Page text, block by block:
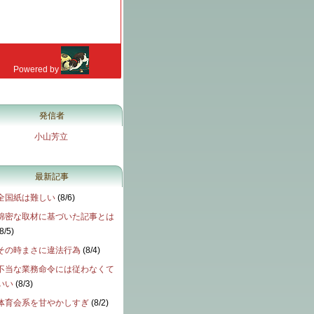
発信者
小山芳立
最新記事
国紙は難しい (8/6)
密な取材に基づいた記事とは
8/5)
の時まさに違法行為 (8/4)
当な業務命令には従わなくて
い (8/3)
育会系を甘やかしすぎ (8/2)